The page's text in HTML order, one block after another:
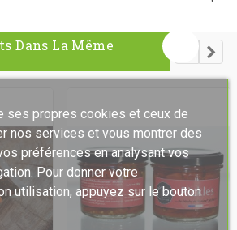
Dans La Même
ses propres cookies et ceux de
nos services et vous montrer des
préférences en analysant vos
Pour donner votre
utilisation, appuyez sur le bouton